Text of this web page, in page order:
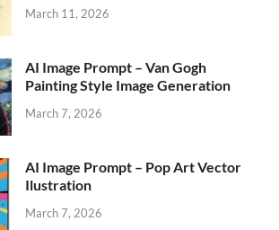
March 11, 2026
AI Image Prompt – Van Gogh
Painting Style Image Generation
March 7, 2026
AI Image Prompt – Pop Art Vector
Ilustration
March 7, 2026